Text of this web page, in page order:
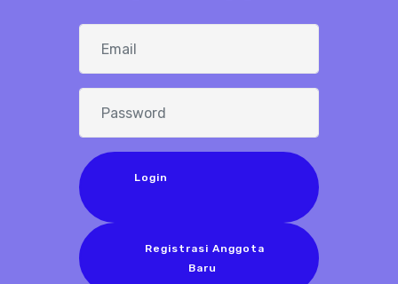
Login
Registrasi Anggota
Baru